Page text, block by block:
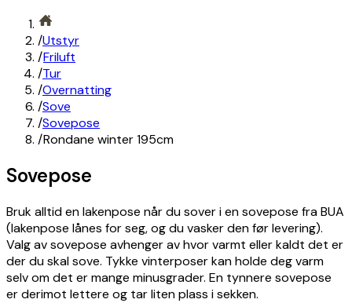
/Utstyr
/Friluft
/Tur
/Overnatting
/Sove
/Sovepose
/Rondane winter 195cm
Sovepose
Bruk alltid en lakenpose når du sover i en sovepose fra BUA
(lakenpose lånes for seg, og du vasker den før levering).
Valg av sovepose avhenger av hvor varmt eller kaldt det er
der du skal sove. Tykke vinterposer kan holde deg varm
selv om det er mange minusgrader. En tynnere sovepose
er derimot lettere og tar liten plass i sekken.